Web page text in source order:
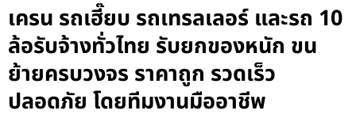
เครน รถเฮี๊ยบ รถเทรลเลอร์ และรถ 10
ล้อรับจ้างทั่วไทย รับยกของหนัก ขน
ย้ายครบวงจร ราคาถูก รวดเร็ว
ปลอดภัย โดยทีมงานมืออาชีพ